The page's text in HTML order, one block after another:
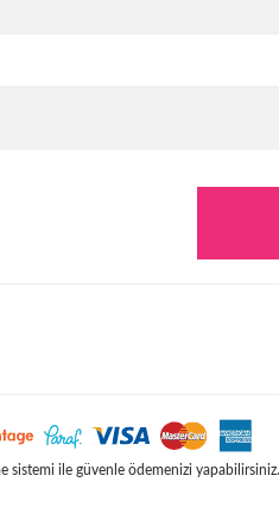
sistemi ile güvenle ödemenizi yapabilirsiniz.